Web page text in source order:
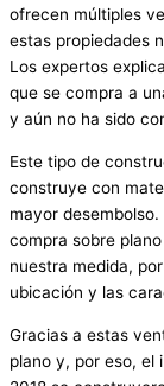
ofrecen múltiples
estas propiedades
Los expertos
que se compra a
y aún no ha sido
Este tipo de
construye con
mayor
compra sobre
nuestra medida,
ubicación y las
Gracias a estas
plano y, por eso, el